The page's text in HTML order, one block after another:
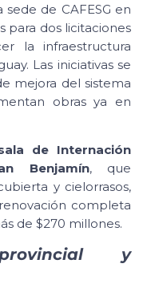
de CAFESG en
para dos licitaciones
la infraestructura
Las iniciativas se
mejora del sistema
obras ya en
de Internación
Benjamín, que
y cielorrasos,
completa
de $270 millones.
provincial y